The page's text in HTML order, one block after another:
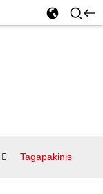
Tagapakinis